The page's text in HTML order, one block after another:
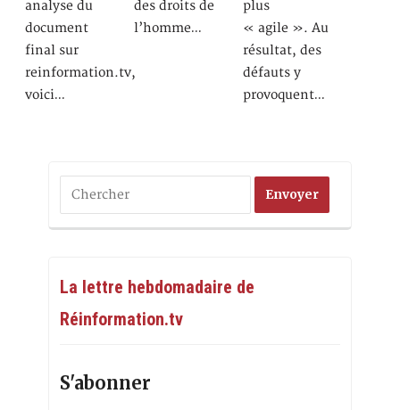
analyse du
document
final sur
reinformation.tv,
voici…
des droits de
l’homme…
plus
« agile ». Au
résultat, des
défauts y
provoquent…
La lettre hebdomadaire de
Réinformation.tv
S'abonner